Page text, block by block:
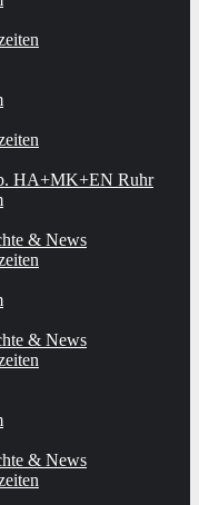
HA+MK+EN Ruhr
& News
& News
& News